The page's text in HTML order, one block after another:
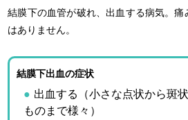
結膜下の血管が破れ、出血する病気。
はありません。
結膜下出血の症状
出血する（小さな点状から斑
ものまで様々）